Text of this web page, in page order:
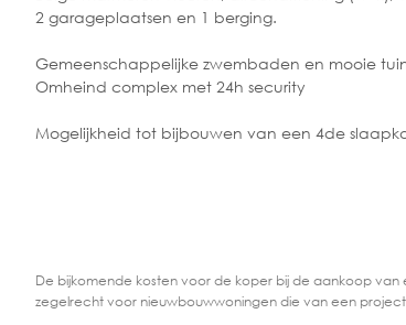
2 garageplaatsen en 1 berging.
Gemeenschappelijke zwembaden en mooie
Omheind complex met 24h security
Mogelijkheid tot bijbouwen van een 4de
De bijkomende kosten voor de koper bij de aankoop van
zegelrecht voor nieuwbouwwoningen die van een